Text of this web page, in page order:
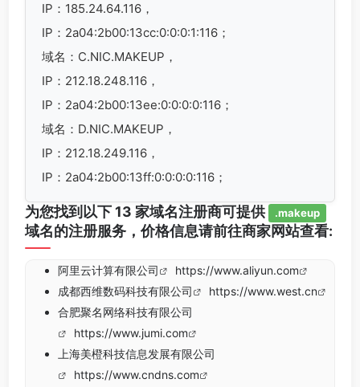
IP：185.24.64.116，
IP：2a04:2b00:13cc:0:0:0:1:116；
域名：C.NIC.MAKEUP，
IP：212.18.248.116，
IP：2a04:2b00:13ee:0:0:0:0:116；
域名：D.NIC.MAKEUP，
IP：212.18.249.116，
IP：2a04:2b00:13ff:0:0:0:0:116；
为您找到以下 13 家域名注册商可提供 .makeup
域名的注册服务，价格信息请前往商家网站查看:
阿里云计算有限公司
https://www.aliyun.com
成都西维数码科技有限公司
https://www.west.cn
合肥聚名网络科技有限公司
https://www.jumi.com
上海美橙科技信息发展有限公司
https://www.cndns.com